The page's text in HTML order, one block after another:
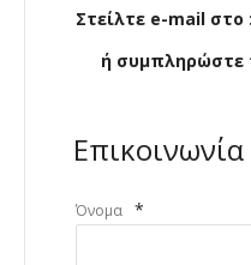
Στείλτε e-mail
ή συμπληρώστε
Επικοινωνία
Όνομα *